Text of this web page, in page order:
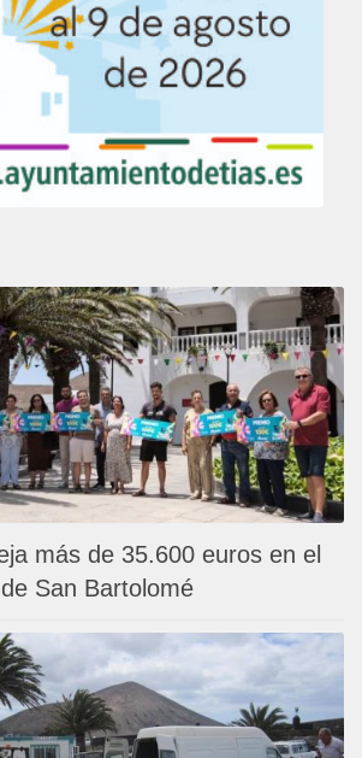
más de 35.600 euros en el
San Bartolomé